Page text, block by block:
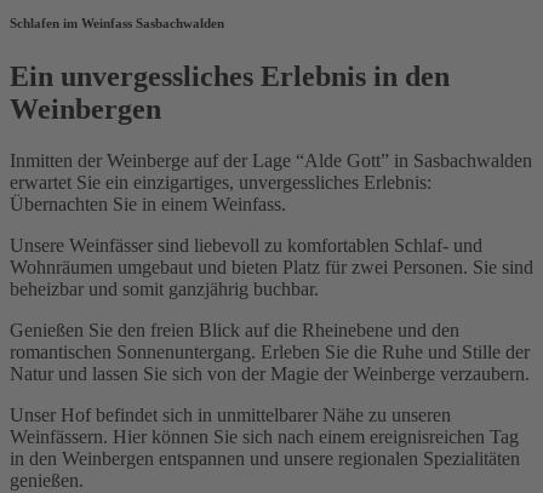
Schlafen im Weinfass Sasbachwalden
Ein unvergessliches Erlebnis in den
Weinbergen
Inmitten der Weinberge auf der Lage “Alde Gott” in Sasbachwalden
erwartet Sie ein einzigartiges, unvergessliches Erlebnis:
Übernachten Sie in einem Weinfass.
Unsere Weinfässer sind liebevoll zu komfortablen Schlaf- und
Wohnräumen umgebaut und bieten Platz für zwei Personen. Sie sind
beheizbar und somit ganzjährig buchbar.
Genießen Sie den freien Blick auf die Rheinebene und den
romantischen Sonnenuntergang. Erleben Sie die Ruhe und Stille der
Natur und lassen Sie sich von der Magie der Weinberge verzaubern.
Unser Hof befindet sich in unmittelbarer Nähe zu unseren
Weinfässern. Hier können Sie sich nach einem ereignisreichen Tag
in den Weinbergen entspannen und unsere regionalen Spezialitäten
genießen.